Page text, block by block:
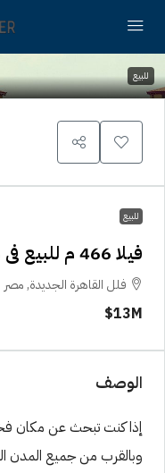
للبيع
للبيع
فيلا 466 م للبيع فى ميفيدا التجمع الخامس
فلل القاهرة الجديدة, مصر
13M$
الوصف
إذا كنت تبحث عن مكان
وبالقرب من جميع المدن